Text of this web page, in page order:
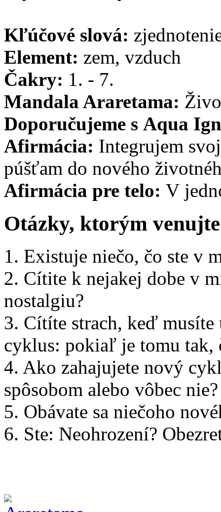
Kľúčové slová:
Element: zem, vzduch
Čakry: 1. - 7.
Mandala Araretama:
Doporučujeme s Aqua
Afirmácia: Integrujem
púšťam do nového
Afirmácia pre telo: V
Otázky, ktorým
1. Existuje niečo, čo ste v
2. Cítite k nejakej dobe v
nostalgiu?
3. Cítíte strach, keď
cyklus: pokiaľ je tomu tak,
4. Ako zahajujete nový
spôsobom alebo vôbec nie?
5. Obávate sa niečoho
6. Ste: Neohrození?